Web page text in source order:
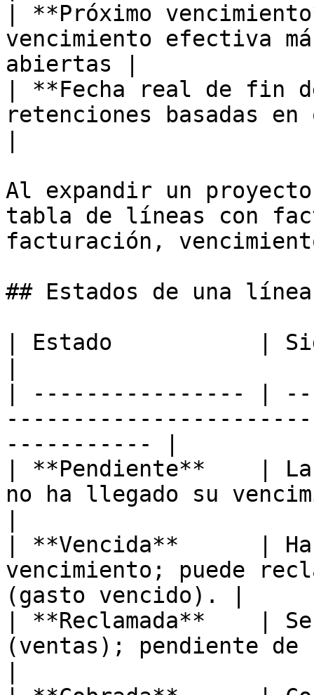
| **Próximo
vencimiento efectiva
abiertas |
| **Fecha real de fin
retenciones basadas en
Al expandir un
tabla de líneas con
facturación,
## Estados de una
| Estado           |
| ---------------- |
----------- |
| **Pendiente**    |
no ha llegado su
| **Vencida**      |
vencimiento; puede
(gasto vencido). |
| **Reclamada**    |
(ventas); pendiente